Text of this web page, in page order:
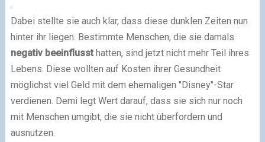
Dabei stellte sie auch klar, dass diese dunklen Zeiten nun
hinter ihr liegen. Bestimmte Menschen, die sie damals
negativ beeinflussthatten, sind jetzt nicht mehr Teil ihres
Lebens. Diese wollten auf Kosten ihrer Gesundheit
möglichst viel Geld mit dem ehemaligen "Disney"-Star
verdienen. Demi legt Wert darauf, dass sie sich nur noch
mit Menschen umgibt, die sie nicht überfordern und
ausnutzen.